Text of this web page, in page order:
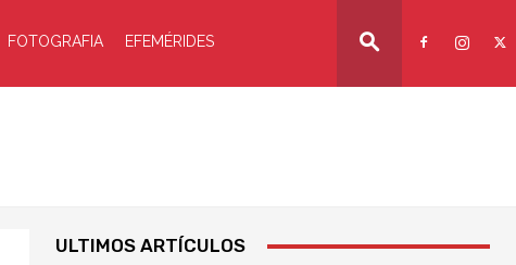
FOTOGRAFIA EFEMÉRIDES
ULTIMOS ARTÍCULOS